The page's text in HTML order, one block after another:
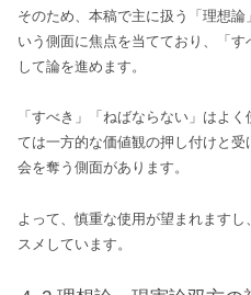
そのため、本稿で主に扱う「理想
いう側面に焦点を当てており、「
して論を進めます。
「すべき」「ねばならない」はよ
ては一方的な価値観の押し付けと
会を奪う側面があります。
よって、慎重な使用が望まれます
スメしています。